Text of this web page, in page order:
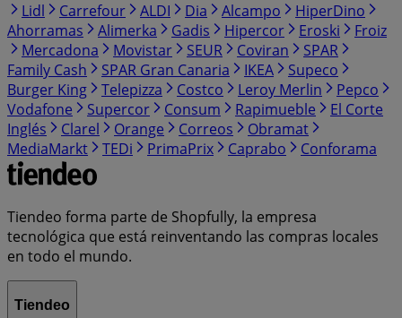
Lidl
Carrefour ALDI Dia Alcampo
HiperDino
Ahorramas
Alimerka Gadis Hipercor Eroski
Froiz
Mercadona
Movistar SEUR Coviran
SPAR
Family Cash
SPAR Gran Canaria IKEA
Supeco
Burger King
Telepizza Costco Leroy Merlin
Pepco
Vodafone
Supercor Consum Rapimueble
El Corte
Inglés
Clarel Orange Correos
Obramat
MediaMarkt
TEDi PrimaPrix Caprabo Conforama
Tiendeo forma parte de Shopfully, la empresa
tecnológica que está reinventando las compras locales
en todo el mundo.
Tiendeo